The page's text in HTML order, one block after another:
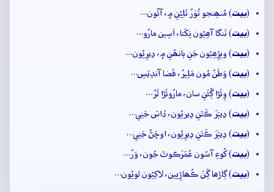
(بيت) مُنھِنجو تُوۡرُ تَلِيُنِ ۾، آئُون…
(بيت) نَنگا آھِيُون نِکَتا، اَسِين مارُو…
(بيت) ويڙِھِيُون جَنِ ٻانھُنِ ۾، ڍيرِيُون…
(بيت) وَطَنُ مُون مَلِيرُ، قَضا آندِيَسِ…
(بيت) وِئَڙا ڳُڻَنِ سان، مارُوئَڙا ٿَرُ…
(بيت) ڍيٻَرَ ڪَتَنِ ڍيريُون، ڏاسَ جَنِي…
(بيت) ڍيٻَرَ ڪَتَنِ ڍيرِيُون، اوڇَڻُ جَنِي…
(بيت) کُوءِ آسُون عُمَرَڪوٽَ جُون، وَرُ…
(بيت) ڳاڙھا ڳَنَ ڪُھاڙِيين، لاکِيُون لويُون…